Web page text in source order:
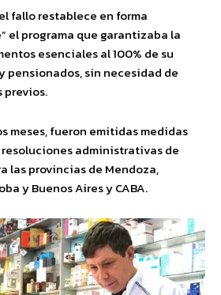
fallo restablece en forma
el programa que garantizaba la
esenciales al 100% de su
pensionados, sin necesidad de
meses, fueron emitidas medidas
administrativas de
las provincias de Mendoza,
y Buenos Aires y CABA.